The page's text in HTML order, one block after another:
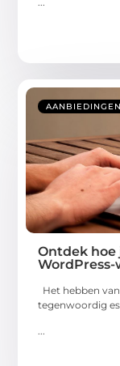
AANBIEDINGEN
Ontdek hoe
Het hebben
tegenwoordig
...